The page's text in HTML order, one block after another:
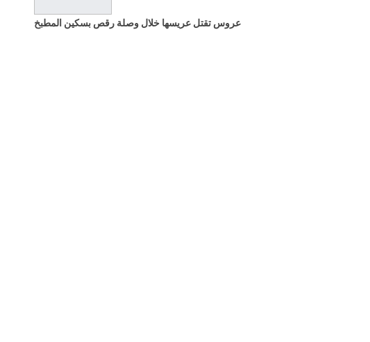
عروس تقتل عريسها خلال وصلة رقص بسكين المطبخ